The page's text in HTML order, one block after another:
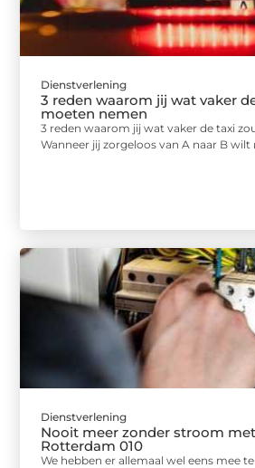
Dienstverlening
3 reden waarom jij wat vaker
moeten nemen
3 reden waarom jij wat vaker de taxi
Wanneer jij zorgeloos van A naar B wilt
Dienstverlening
Nooit meer zonder stroom
Rotterdam 010
We hebben er allemaal wel eens mee